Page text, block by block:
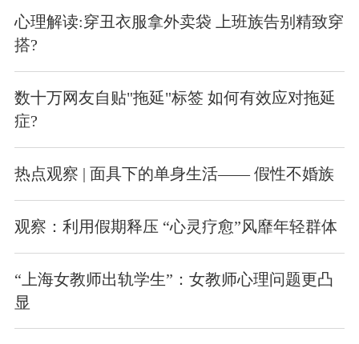
心理解读:穿丑衣服拿外卖袋 上班族告别精致穿
搭?
数十万网友自贴"拖延"标签 如何有效应对拖延
症?
热点观察 | 面具下的单身生活—— 假性不婚族
观察：利用假期释压 “心灵疗愈”风靡年轻群体
“上海女教师出轨学生”：女教师心理问题更凸
显